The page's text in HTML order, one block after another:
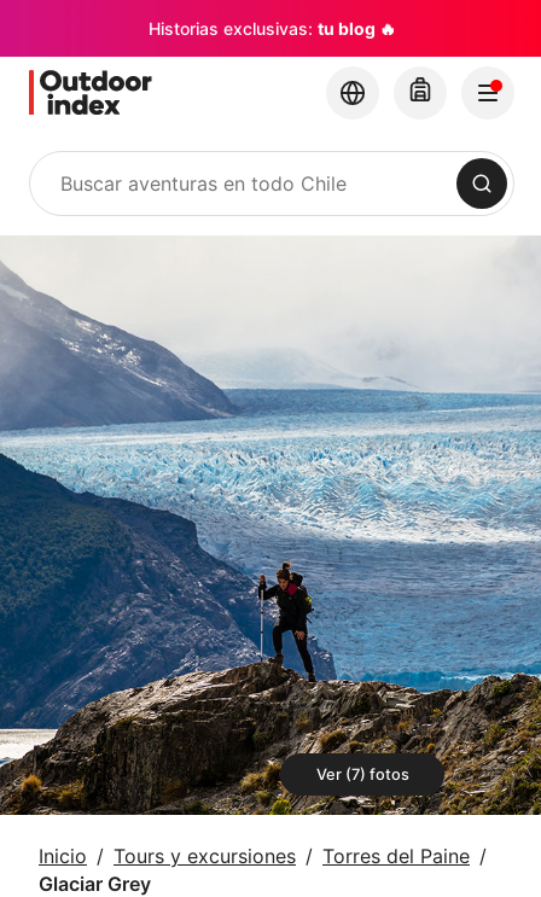
Historias exclusivas: tu blog 🔥
Buscar
Ver (7) fotos
Inicio Tours y excursiones
Torres del Paine
Glaciar Grey